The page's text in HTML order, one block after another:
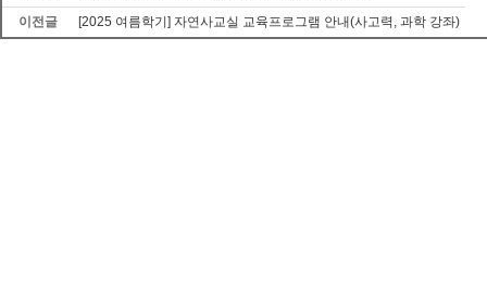
이전글
[2025 여름학기] 자연사교실 교육프로그램 안내(사고력, 과학 강좌)